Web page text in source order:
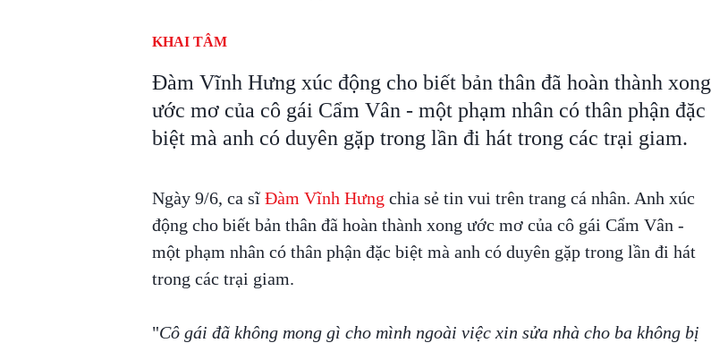
KHAI TÂM
Đàm Vĩnh Hưng xúc động cho biết bản thân đã hoàn thành xong
ước mơ của cô gái Cẩm Vân - một phạm nhân có thân phận đặc
biệt mà anh có duyên gặp trong lần đi hát trong các trại giam.
Ngày 9/6, ca sĩ Đàm Vĩnh Hưng chia sẻ tin vui trên trang cá nhân. Anh xúc
động cho biết bản thân đã hoàn thành xong ước mơ của cô gái Cẩm Vân -
một phạm nhân có thân phận đặc biệt mà anh có duyên gặp trong lần đi hát
trong các trại giam.
"Cô gái đã không mong gì cho mình ngoài việc xin sửa nhà cho ba không bị